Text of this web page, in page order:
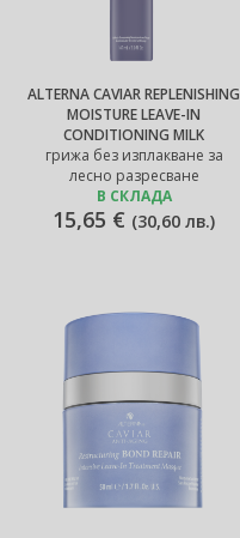
ALTERNA CAVIAR REPLENISHING
MOISTURE LEAVE-IN
CONDITIONING MILK
грижа без изплакване за
лесно разресване
В СКЛАДА
15,65 € (30,60 лв.)